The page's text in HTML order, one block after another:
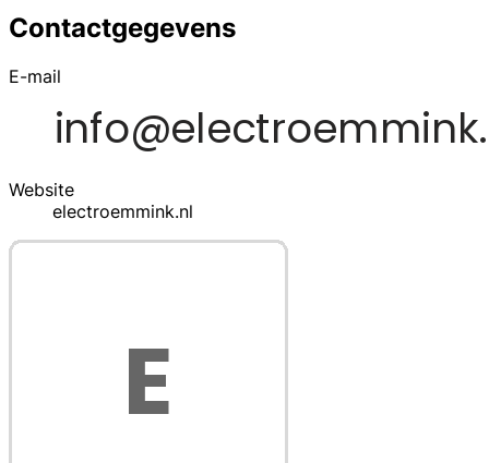
Contactgegevens
E-mail
Website
electroemmink.nl